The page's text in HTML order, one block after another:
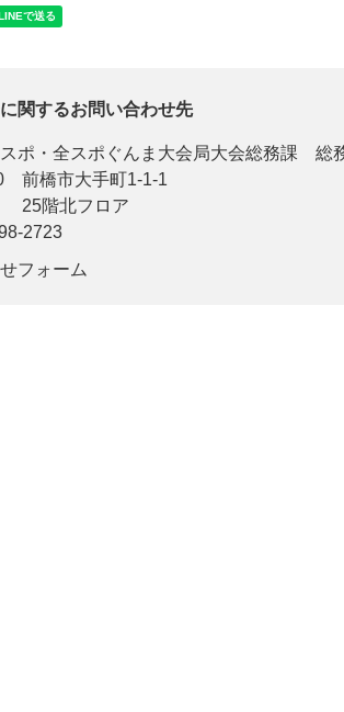
関するお問い合わせ先
ポ・全スポぐんま大会局大会総務課
総
前橋市大手町1-1-1
25階北フロア
2723
フォーム